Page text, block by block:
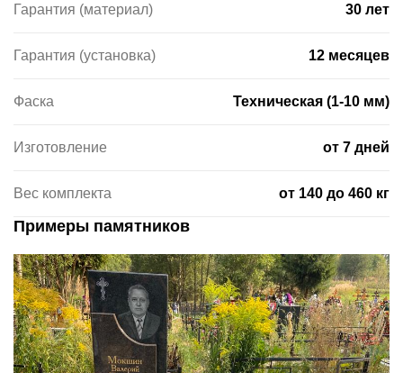
Гарантия (материал) 30 лет
Гарантия (установка) 12 месяцев
Фаска Техническая (1-10 мм)
Изготовление от 7 дней
Вес комплекта от 140 до 460 кг
Примеры памятников